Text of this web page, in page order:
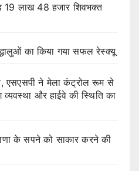
लाख 48 हजार शिवभक्त
का किया गया सफल रेस्क्यू
एसएसपी ने मेला कंट्रोल रूम से
व्यवस्था और हाईवे की स्थिति का
के सपने को साकार करने की